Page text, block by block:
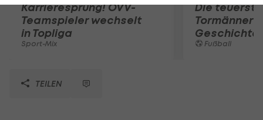
Karrieresprung! ÖVV-
Teamspieler wechselt
in Topliga
Sport-Mix
Die
Tormänner
Geschichte
Fußball
TEILEN